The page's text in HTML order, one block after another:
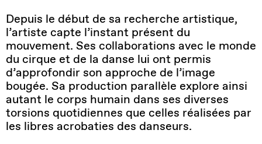
Depuis le début de sa recherche artistique,
l’artiste capte l’instant présent du
mouvement. Ses collaborations avec le monde
du cirque et de la danse lui ont permis
d’approfondir son approche de l’image
bougée. Sa production parallèle explore ainsi
autant le corps humain dans ses diverses
torsions quotidiennes que celles réalisées par
les libres acrobaties des danseurs.